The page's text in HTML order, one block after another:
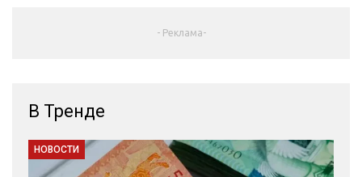
- Реклама-
В Тренде
НОВОСТИ